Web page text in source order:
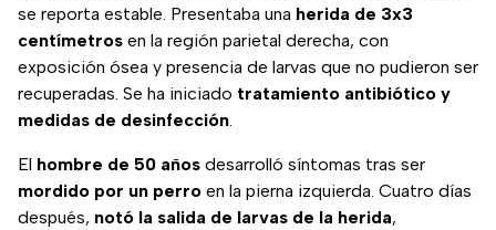
se reporta estable. Presentaba una herida de 3x3
centímetros en la región parietal derecha, con
exposición ósea y presencia de larvas que no pudieron ser
recuperadas. Se ha iniciado tratamiento antibiótico y
medidas de desinfección.
El hombre de 50 años desarrolló síntomas tras ser
mordido por un perro en la pierna izquierda. Cuatro días
después, notó la salida de larvas de la herida,